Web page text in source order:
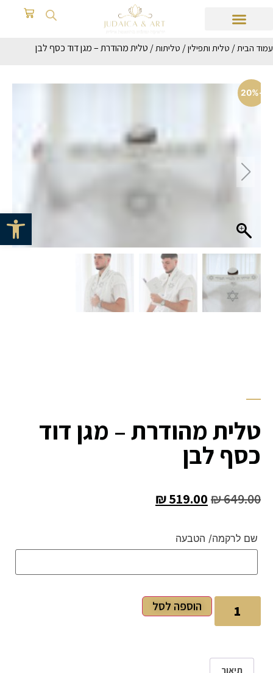
פתח
עמוד הבית/ טלית ותפילין/ טליתות/ טלית מהודרת – מגן דוד כסף לבן
-20%
טלית מהודרת – מגן דוד
כסף לבן
₪649.00
₪519.00
שם לרקמה/ הטבעה
הוספה לסל
תיאור